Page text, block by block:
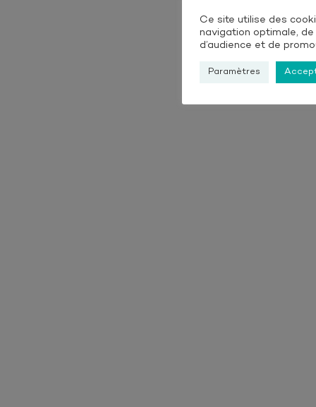
Ce site utilise des
navigation optimale,
d’audience et de
Paramètres